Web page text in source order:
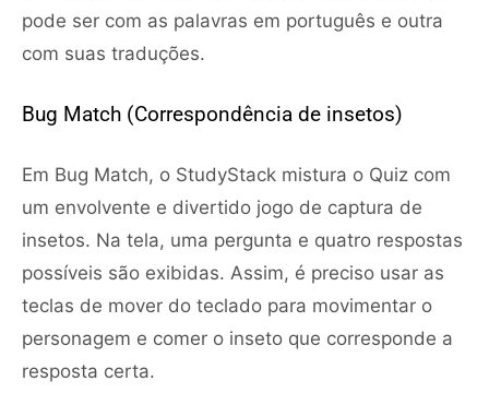
pode ser com as palavras em português e outra
com suas traduções.
Bug Match (Correspondência de insetos)
Em Bug Match, o StudyStack mistura o Quiz com
um envolvente e divertido jogo de captura de
insetos. Na tela, uma pergunta e quatro respostas
possíveis são exibidas. Assim, é preciso usar as
teclas de mover do teclado para movimentar o
personagem e comer o inseto que corresponde a
resposta certa.